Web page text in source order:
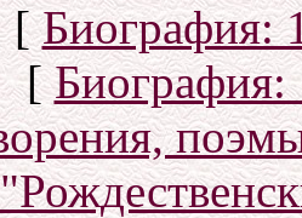
[Биография:
[Биография: